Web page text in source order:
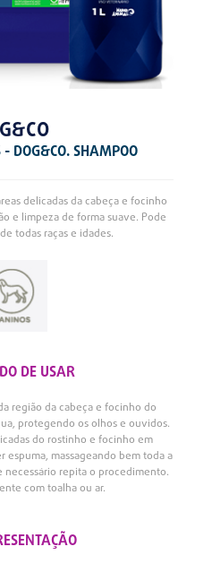
DOG&CO. SHAMPOO
delicadas da cabeça e focinho
e limpeza de forma suave. Pode
todas raças e idades.
DE USAR
região da cabeça e focinho do
protegendo os olhos e ouvidos.
do rostinho e focinho em
massageando bem toda a
necessário repita o procedimento.
com toalha ou ar.